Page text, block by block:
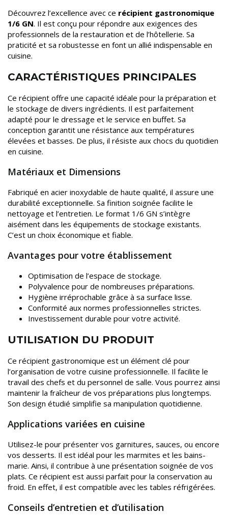
Découvrez l’excellence avec ce récipient gastronomique
1/6 GN. Il est conçu pour répondre aux exigences des
professionnels de la restauration et de l’hôtellerie. Sa
praticité et sa robustesse en font un allié indispensable en
cuisine.
CARACTÉRISTIQUES PRINCIPALES
Ce récipient offre une capacité idéale pour la préparation et
le stockage de divers ingrédients. Il est parfaitement
adapté pour le dressage et le service en buffet. Sa
conception garantit une résistance aux températures
élevées et basses. De plus, il résiste aux chocs du quotidien
en cuisine.
Matériaux et Dimensions
Fabriqué en acier inoxydable de haute qualité, il assure une
durabilité exceptionnelle. Sa finition soignée facilite le
nettoyage et l’entretien. Le format 1/6 GN s’intègre
aisément dans les équipements de stockage existants.
C’est un choix économique et fiable.
Avantages pour votre établissement
Optimisation de l’espace de stockage.
Polyvalence pour de nombreuses préparations.
Hygiène irréprochable grâce à sa surface lisse.
Conformité aux normes professionnelles strictes.
Investissement durable pour votre activité.
UTILISATION DU PRODUIT
Ce récipient gastronomique est un élément clé pour
l’organisation de votre cuisine professionnelle. Il facilite le
travail des chefs et du personnel de salle. Vous pourrez ainsi
maintenir la fraîcheur de vos préparations plus longtemps.
Son design étudié simplifie sa manipulation quotidienne.
Applications variées en cuisine
Utilisez-le pour présenter vos garnitures, sauces, ou encore
vos desserts. Il est idéal pour les marmites et les bains-
marie. Ainsi, il contribue à une présentation soignée de vos
plats. Ce récipient est aussi parfait pour la conservation au
froid. En effet, il est compatible avec les tables réfrigérées.
Conseils d’entretien et d’utilisation